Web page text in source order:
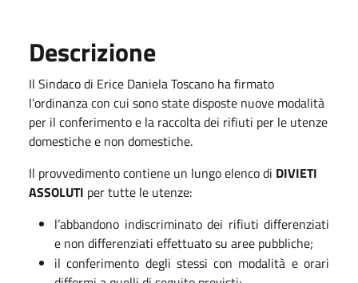
Descrizione
Il Sindaco di Erice Daniela Toscano ha firmato
l’ordinanza con cui sono state disposte nuove modalità
per il conferimento e la raccolta dei rifiuti per le utenze
domestiche e non domestiche.
Il provvedimento contiene un lungo elenco di DIVIETI
ASSOLUTI per tutte le utenze:
l’abbandono indiscriminato dei rifiuti differenziati
e non differenziati effettuato su aree pubbliche;
il conferimento degli stessi con modalità e orari